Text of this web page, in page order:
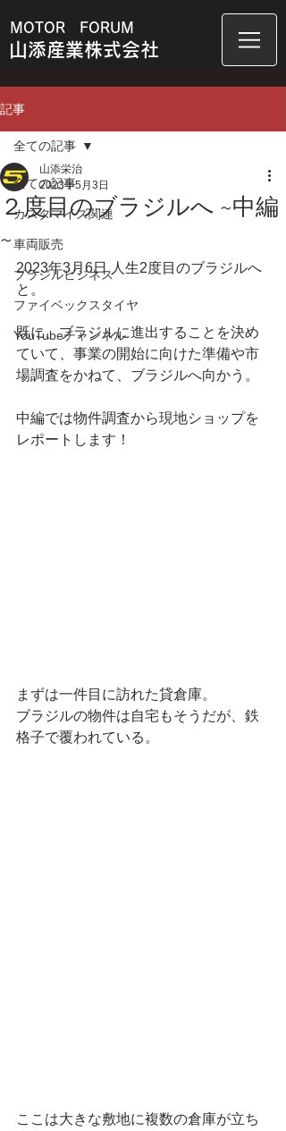
MOTOR FORUM
山添産業株式会社
記事
全ての記事
カスタマイズ関連
車両販売
ブラジルビジネス
ファイベックスタイヤ
YouTubeチャンネル
全ての記事
２度目のブラジルへ ~中編
~
山添栄治
2023年5月3日
2023年3月6日 人生2度目のブラジルへ
と。
既に、ブラジルに進出することを決め
ていて、事業の開始に向けた準備や市
場調査をかねて、ブラジルへ向かう。
中編では物件調査から現地ショップを
レポートします！
まずは一件目に訪れた貸倉庫。
ブラジルの物件は自宅もそうだが、鉄
格子で覆われている。
ここは大きな敷地に複数の倉庫が立ち